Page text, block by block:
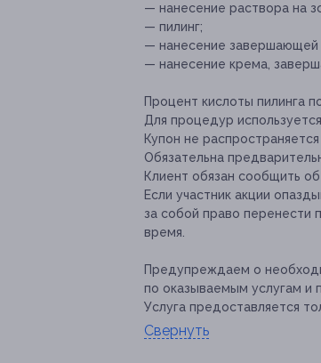
— нанесение раствора на
— пилинг;
— нанесение завершающей
— нанесение крема,
Процент кислоты пилинга
Для процедур
Купон не
Обязательна
Клиент обязан сообщить
Если участник акции
за собой право перенести
время.
Предупреждаем о
по оказываемым услугам и
Услуга предоставляется
Свернуть